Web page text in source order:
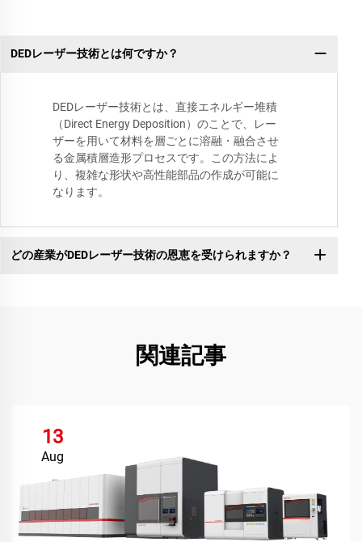
DEDレーザー技術とは何ですか？
DEDレーザー技術とは、直接エネルギー堆積
（Direct Energy Deposition）のことで、レー
ザーを用いて材料を層ごとに溶融・融合させ
る金属積層造形プロセスです。この方法によ
り、複雑な形状や高性能部品の作成が可能に
なります。
どの産業がDEDレーザー技術の恩恵を受けられますか？
関連記事
13
Aug